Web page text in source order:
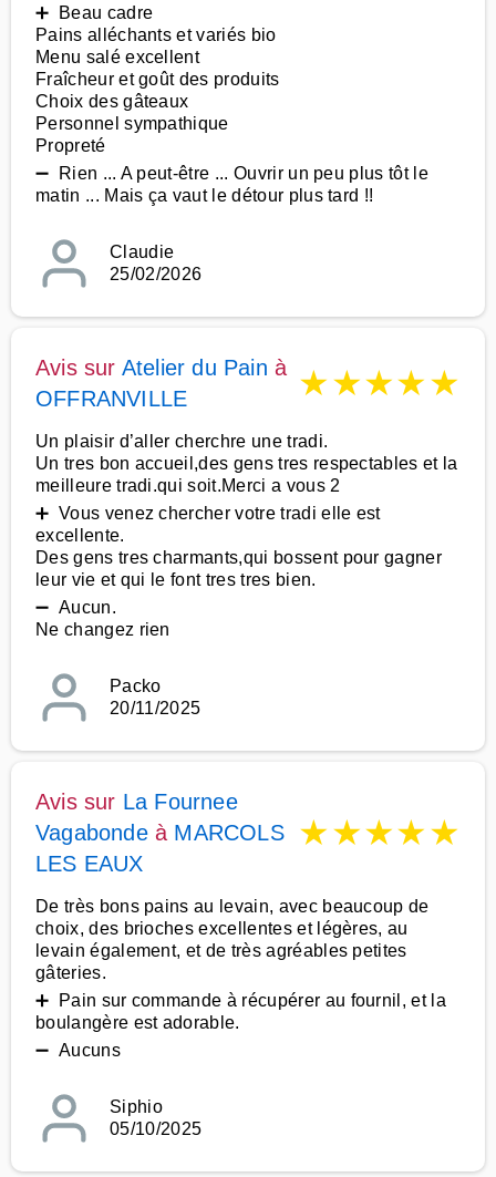
➕ Beau cadre
Pains alléchants et variés bio
Menu salé excellent
Fraîcheur et goût des produits
Choix des gâteaux
Personnel sympathique
Propreté
➖ Rien ... A peut-être ... Ouvrir un peu plus tôt le
matin ... Mais ça vaut le détour plus tard !!
Claudie
25/02/2026
Avis sur Atelier du Pain à
OFFRANVILLE
★★★★★
Un plaisir d’aller cherchre une tradi.
Un tres bon accueil,des gens tres respectables et la
meilleure tradi.qui soit.Merci a vous 2
➕ Vous venez chercher votre tradi elle est
excellente.
Des gens tres charmants,qui bossent pour gagner
leur vie et qui le font tres tres bien.
➖ Aucun.
Ne changez rien
Packo
20/11/2025
Avis sur La Fournee
Vagabondeà MARCOLS
LES EAUX
★★★★★
De très bons pains au levain, avec beaucoup de
choix, des brioches excellentes et légères, au
levain également, et de très agréables petites
gâteries.
➕ Pain sur commande à récupérer au fournil, et la
boulangère est adorable.
➖ Aucuns
Siphio
05/10/2025